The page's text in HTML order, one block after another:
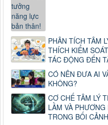
PHÂN TÍCH TÂM
THÍCH KIỂM
TÁC ĐỘNG ĐẾN
CÓ NÊN ĐƯA AI
KHÔNG?
CƠ CHẾ TÂM LÝ
LẦM VÀ
TRONG BỐI